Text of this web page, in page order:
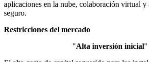
aplicaciones en la nube, colaboración virtual y
seguro.
Restricciones del mercado
"Alta inversión inicial"